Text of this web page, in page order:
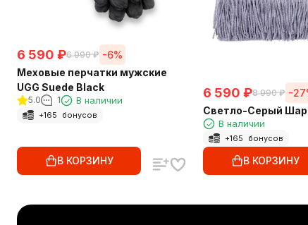
6 590 ₽6 990 ₽ -6%
Меховые перчатки мужские
UGG Suede Black
5.0 1 В наличии
+165 бонусов
В КОРЗИНУ
6 590 ₽8 990 ₽ -
Светло-Cерый
В наличии
+165 бонусов
В КОРЗИНУ